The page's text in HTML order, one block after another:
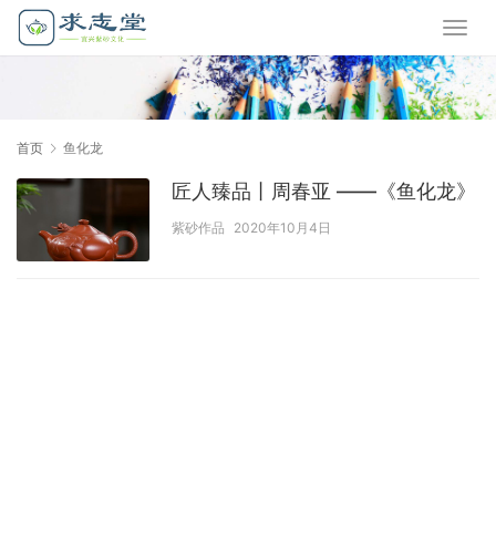
首页 鱼化龙
匠人臻品丨周春亚 ——《鱼化龙》
紫砂作品 2020年10月4日